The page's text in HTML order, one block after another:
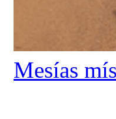
Mesías